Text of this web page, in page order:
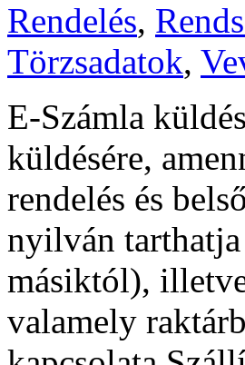
Rendelés,
Törzsadatok,
E-Számla
küldésére,
rendelés és
nyilván
másiktól),
valamely